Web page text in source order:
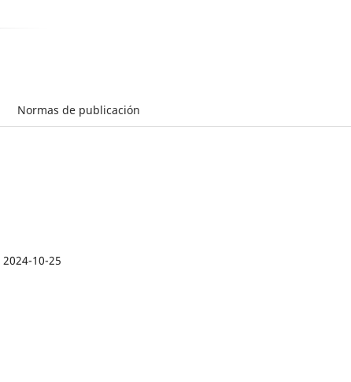
Normas de publicación
2024-10-25